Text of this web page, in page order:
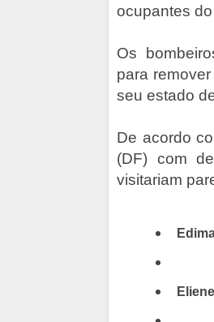
ocupantes
Os
para
seu estado
De acordo
(DF) com
visitariam